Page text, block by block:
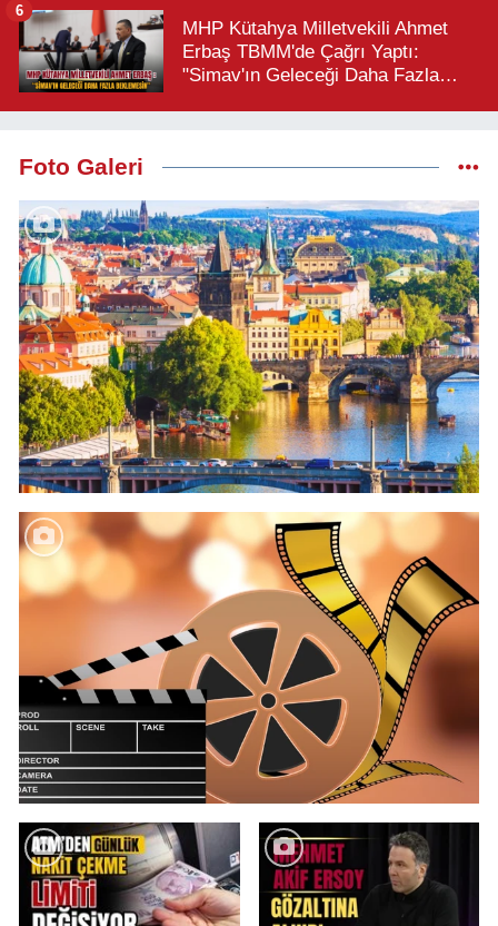
MHP Kütahya Milletvekili Ahmet
Erbaş TBMM'de Çağrı Yaptı:
"Simav'ın Geleceği Daha Fazla
6
Foto Galeri